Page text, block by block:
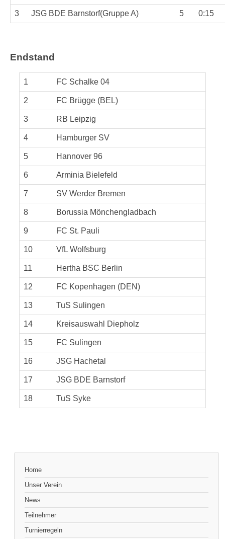
3 JSG BDE Barnstorf(Gruppe A) 5 0:15
Endstand
1 FC Schalke 04
2 FC Brügge (BEL)
3 RB Leipzig
4 Hamburger SV
5 Hannover 96
6 Arminia Bielefeld
7 SV Werder Bremen
8 Borussia Mönchengladbach
9 FC St. Pauli
10 VfL Wolfsburg
11 Hertha BSC Berlin
12 FC Kopenhagen (DEN)
13 TuS Sulingen
14 Kreisauswahl Diepholz
15 FC Sulingen
16 JSG Hachetal
17 JSG BDE Barnstorf
18 TuS Syke
Home
Unser Verein
News
Teilnehmer
Turnierregeln